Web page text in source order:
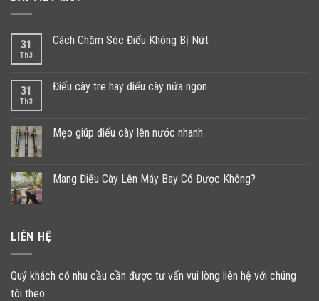
31
Th3
Cách Chăm Sóc Điếu Không Bị Nứt
31
Th3
Điếu cày tre hay điếu cày nứa ngon
Mẹo giúp điếu cày lên nước nhanh
Mang Điếu Cày Lên Máy Bay Có Được Không?
LIÊN HỆ
Quý khách có nhu cầu cần được tư vấn vui lòng liên hệ với chúng
tôi theo: